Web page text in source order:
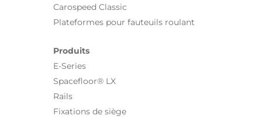
Carospeed Classic
Plateformes pour fauteuils roulant
Produits
E-Series
Spacefloor® LX
Rails
Fixations de siège